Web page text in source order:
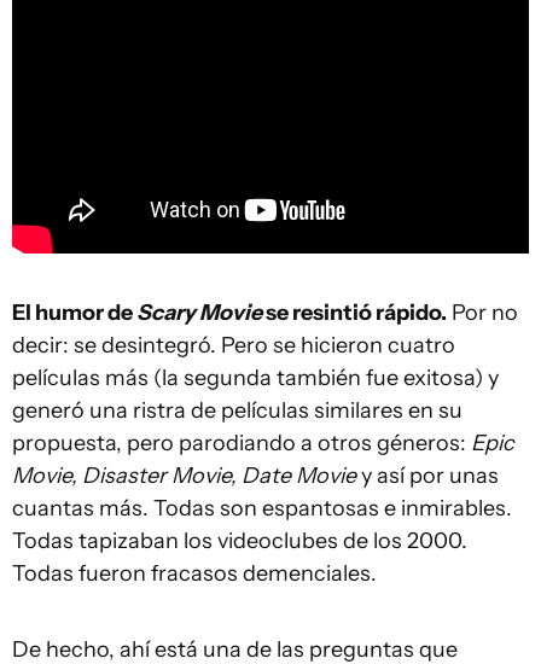
El humor deScary Moviese resintió rápido. Por no
decir: se desintegró. Pero se hicieron cuatro
películas más (la segunda también fue exitosa) y
generó una ristra de películas similares en su
propuesta, pero parodiando a otros géneros: Epic
Movie, Disaster Movie, Date Moviey así por unas
cuantas más. Todas son espantosas e inmirables.
Todas tapizaban los videoclubes de los 2000.
Todas fueron fracasos demenciales.
De hecho, ahí está una de las preguntas que